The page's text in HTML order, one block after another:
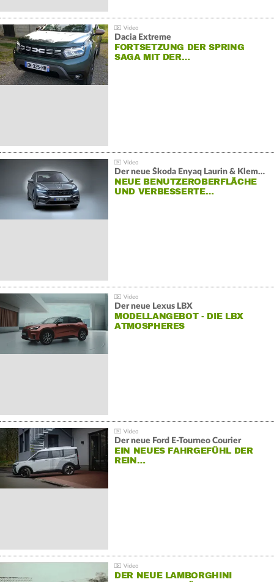
Dacia Extreme
FORTSETZUNG DER SPRING
SAGA MIT DER…
Der neue Škoda Enyaq Laurin & Klement
NEUE BENUTZEROBERFLÄCHE
UND VERBESSERTE…
Der neue Lexus LBX
MODELLANGEBOT - DIE LBX
ATMOSPHERES
Der neue Ford E-Tourneo Courier
EIN NEUES FAHRGEFÜHL DER
REIN…
DER NEUE LAMBORGHINI